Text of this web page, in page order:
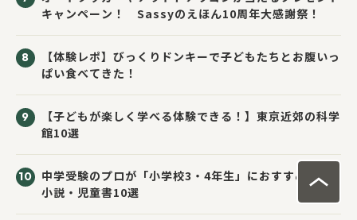
キャンペーン！ Sassyのえほん10周年大感謝祭！
【体験レポ】びっくりドンキーで子どもたちとお腹いっ
ぱい食べてきた！
【子どもが楽しく学べる体験できる！】東京近郊の科学
館10選
中学受験のプロが「小学校3・4年生」におすすめする
小説・児童書10選